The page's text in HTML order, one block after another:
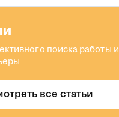
поиска работы и
все статьи